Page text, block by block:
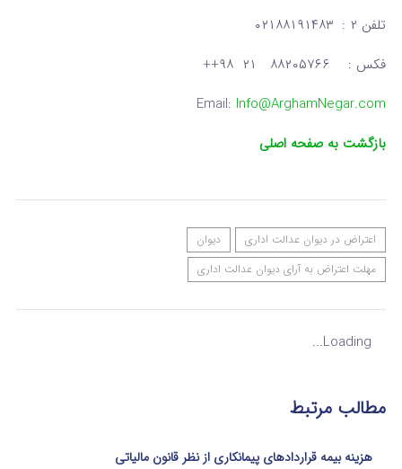
تلفن ۲ : ۰۲۱۸۸۱۹۱۴۸۳
فکس : ۸۸۲۰۵۷۶۶ ۲۱ ۹۸++
Email: Info@ArghamNegar.com
بازگشت به صفحه اصلی
اعتراض در دیوان عدالت اداری
دیوان
مهلت اعتراض به آرای دیوان عدالت اداری
Loading...
مطالب مرتبط
هزینه بیمه قراردادهای پیمانکاری از نظر قانون مالیاتی